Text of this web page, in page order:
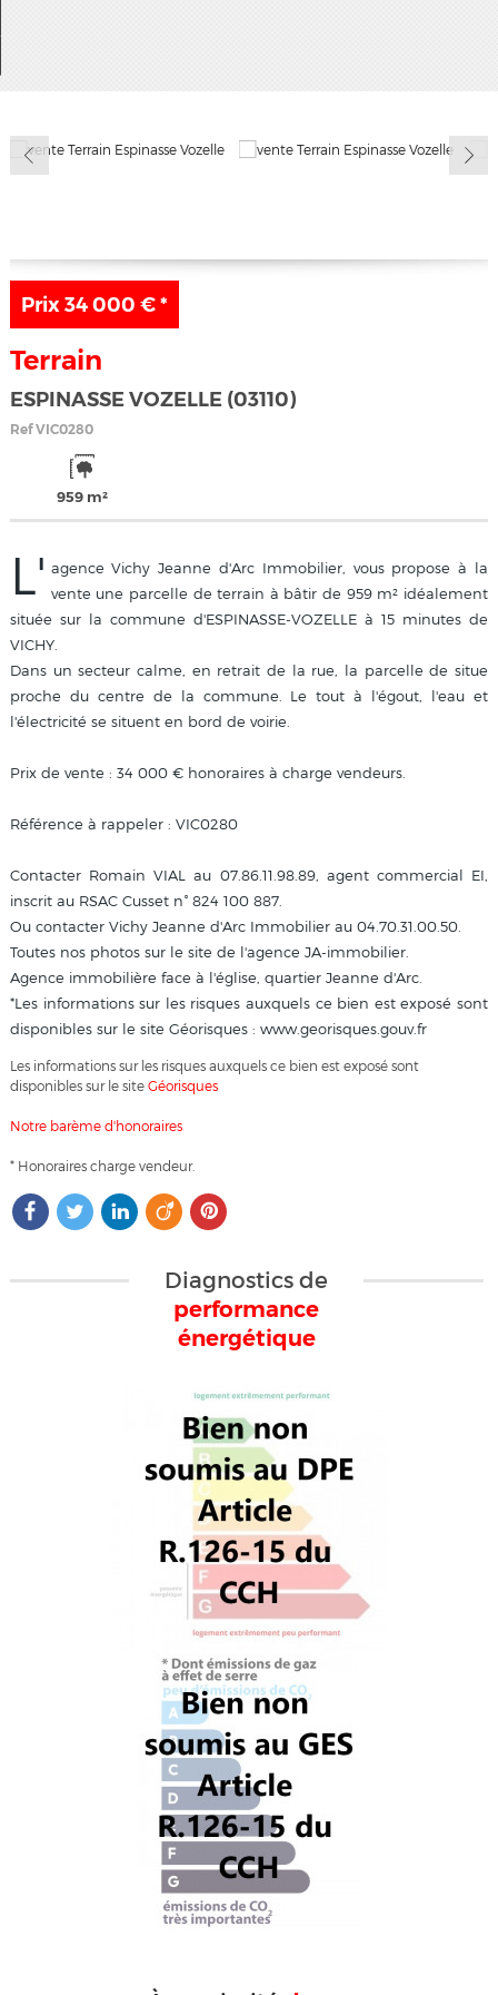
Prix34 000 €*
Terrain
ESPINASSE VOZELLE (03110)
RefVIC0280
959 m²
L' agence Vichy Jeanne d'Arc Immobilier, vous propose à la
vente une parcelle de terrain à bâtir de 959 m² idéalement
située sur la commune d'ESPINASSE-VOZELLE à 15 minutes de
VICHY.
Dans un secteur calme, en retrait de la rue, la parcelle de situe
proche du centre de la commune. Le tout à l'égout, l'eau et
l'électricité se situent en bord de voirie.
Prix de vente : 34 000 € honoraires à charge vendeurs.
Référence à rappeler : VIC0280
Contacter Romain VIAL au 07.86.11.98.89, agent commercial EI,
inscrit au RSAC Cusset n° 824 100 887.
Ou contacter Vichy Jeanne d'Arc Immobilier au 04.70.31.00.50.
Toutes nos photos sur le site de l'agence JA-immobilier.
Agence immobilière face à l'église, quartier Jeanne d'Arc.
*Les informations sur les risques auxquels ce bien est exposé sont
disponibles sur le site Géorisques : www.georisques.gouv.fr
Les informations sur les risques auxquels ce bien est exposé sont
disponibles sur le site Géorisques
Notre barème d'honoraires
* Honoraires charge vendeur.
Diagnostics de
performance
énergétique